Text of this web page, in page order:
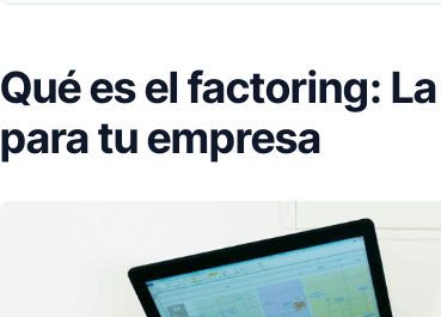
Qué es el factoring:
para tu empresa